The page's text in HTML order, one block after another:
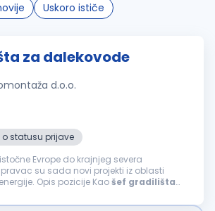
Uskoro ističe
za dalekovode
d.o.o.
o statusu prijave
Evrope do krajnjeg severa
su sada novi projekti iz oblasti
Opis pozicije Kaošef gradilišta
Tvoja...